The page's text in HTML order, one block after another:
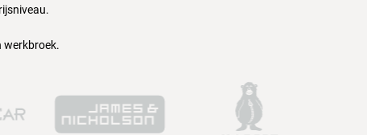
werkbroek.